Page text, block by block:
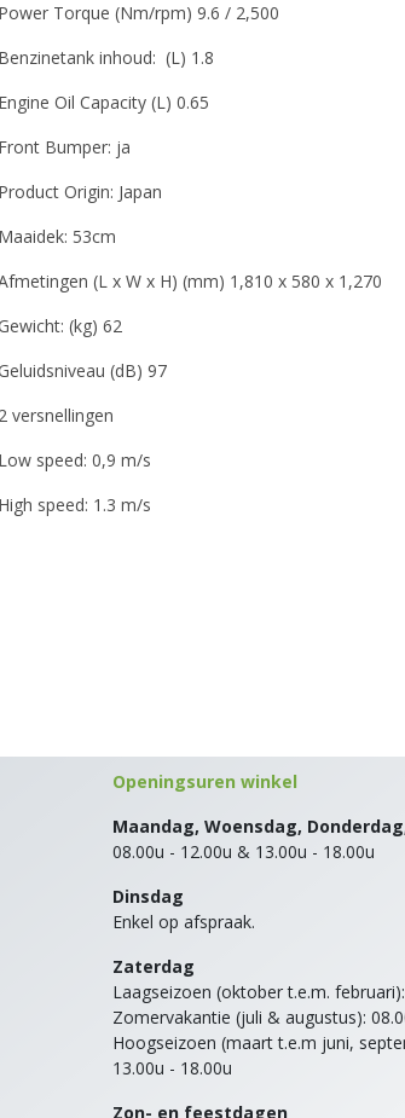
Power Torque (Nm/rpm) 9.6 / 2,500
Benzinetank inhoud: (L) 1.8
Engine Oil Capacity (L) 0.65
Front Bumper: ja
Product Origin: Japan
Maaidek: 53cm
(L x W x H) (mm) 1,810 x 580 x 1,270
Gewicht: (kg) 62
Geluidsniveau (dB) 97
2 versnellingen
Low speed: 0,9 m/s
High speed: 1.3 m/s
Openingsuren winkel
Maandag, Woensdag,
08.00u - 12.00u & 13.00u - 18.00u
Dinsdag
Enkel op afspraak.
Zaterdag
Laagseizoen (oktober t.e.m.
Zomervakantie (juli & augustus):
Hoogseizoen (maart t.e.m juni,
13.00u - 18.00u
Zon- en feestdagen